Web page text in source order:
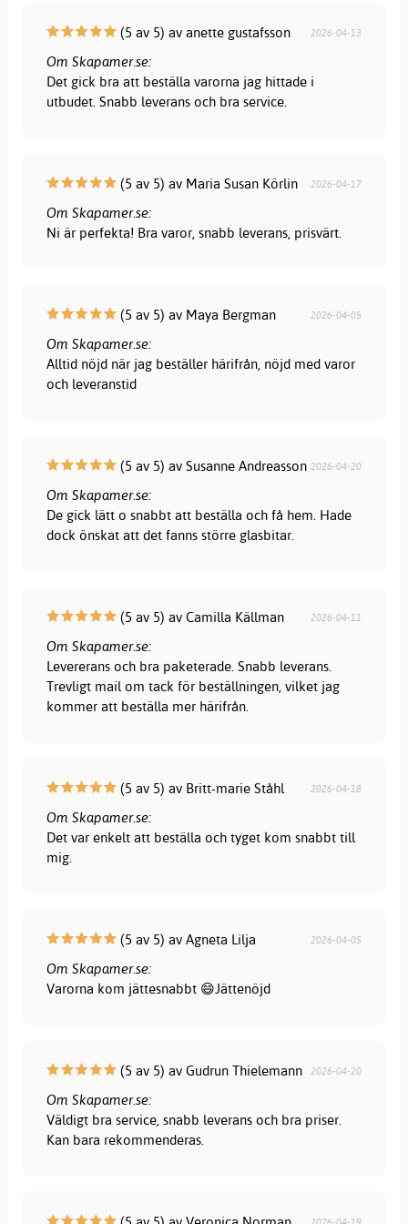
(5 av 5) av anette gustafsson 2026-04-13
Om Skapamer.se:
Det gick bra att beställa varorna jag hittade i
utbudet. Snabb leverans och bra service.
(5 av 5) av Maria Susan Körlin 2026-04-17
Om Skapamer.se:
Ni är perfekta! Bra varor, snabb leverans, prisvärt.
(5 av 5) av Maya Bergman 2026-04-05
Om Skapamer.se:
Alltid nöjd när jag beställer härifrån, nöjd med varor
och leveranstid
(5 av 5) av Susanne Andreasson 2026-04-20
Om Skapamer.se:
De gick lätt o snabbt att beställa och få hem. Hade
dock önskat att det fanns större glasbitar.
(5 av 5) av Camilla Källman 2026-04-11
Om Skapamer.se:
Levererans och bra paketerade. Snabb leverans.
Trevligt mail om tack för beställningen, vilket jag
kommer att beställa mer härifrån.
(5 av 5) av Britt-marie Ståhl 2026-04-18
Om Skapamer.se:
Det var enkelt att beställa och tyget kom snabbt till
mig.
(5 av 5) av Agneta Lilja 2026-04-05
Om Skapamer.se:
Varorna kom jättesnabbt 😄Jättenöjd
(5 av 5) av Gudrun Thielemann 2026-04-20
Om Skapamer.se:
Väldigt bra service, snabb leverans och bra priser.
Kan bara rekommenderas.